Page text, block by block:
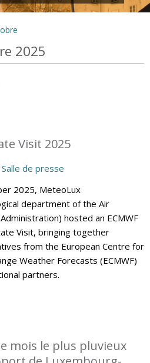
2025
Visit 2025
Salle de presse
2025, MeteoLux
department of the Air
hosted an ECMWF
Visit, bringing together
from the European Centre for
Weather Forecasts (ECMWF)
partners.
mois le plus pluvieux